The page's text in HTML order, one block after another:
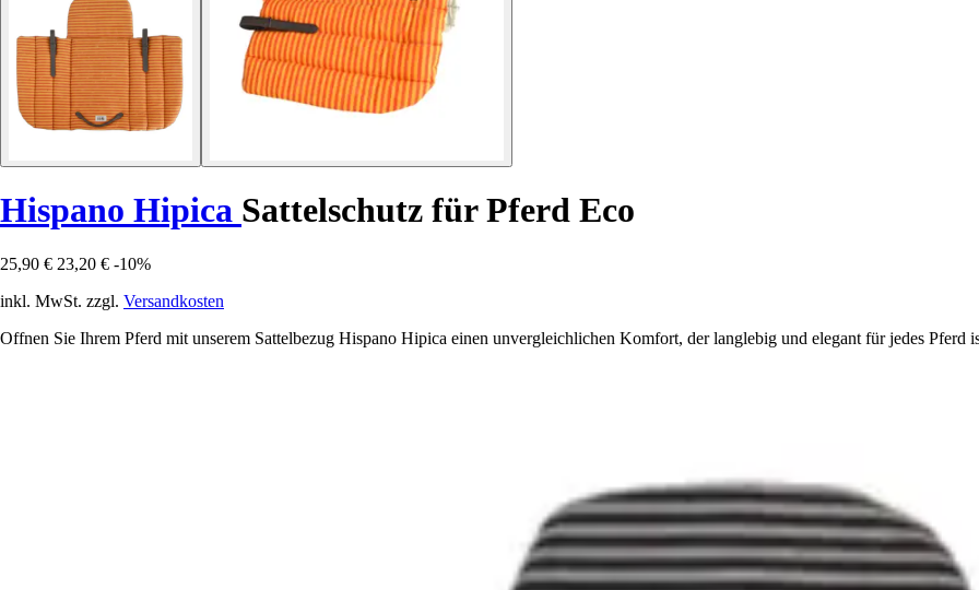
Hispano Hipica Sattelschutz für Pferd Eco
25,90 € 23,20 € -10%
inkl. MwSt. zzgl. Versandkosten
Offnen Sie Ihrem Pferd mit unserem Sattelbezug Hispano Hipica einen unvergleichlichen Komfort, der langlebig und elegant für jedes Pferd